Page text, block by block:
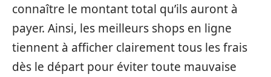
connaître le montant total qu’ils auront à
payer. Ainsi, les meilleurs shops en ligne
tiennent à afficher clairement tous les frais
dès le départ pour éviter toute mauvaise